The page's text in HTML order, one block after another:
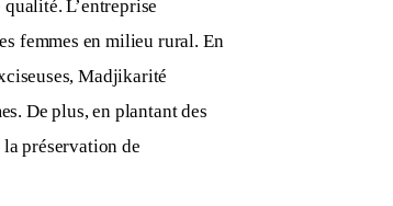
L’entreprise
femmes en milieu rural. En
Madjikarité
De plus, en plantant des
préservation de